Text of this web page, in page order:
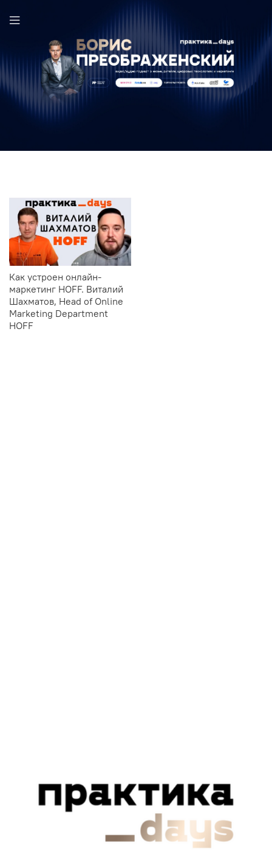
Как устроен онлайн-
маркетинг HOFF. Виталий
Шахматов, Head of Online
Marketing Department
HOFF